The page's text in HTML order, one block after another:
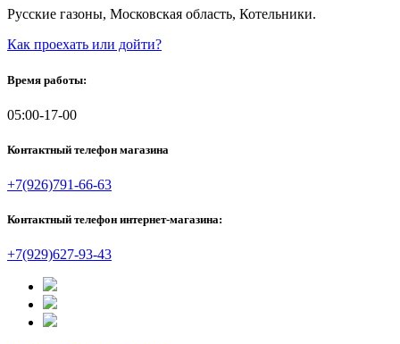
Русские газоны, Московская область, Котельники.
Как проехать или дойти?
Время работы:
05:00-17-00
Контактный телефон магазина
+7(926)791-66-63
Контактный телефон интернет-магазина:
+7(929)627-93-43